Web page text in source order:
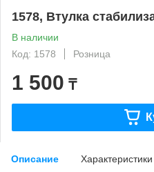
1578, Втулка
В наличии
Код: 1578
Розница
1 500 ₸
Описание Характеристики